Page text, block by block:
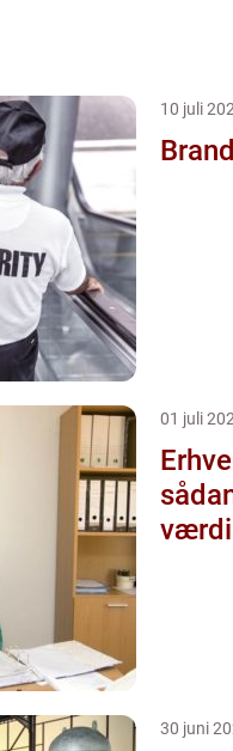
10 juli
01 juli
værdi
30 juni